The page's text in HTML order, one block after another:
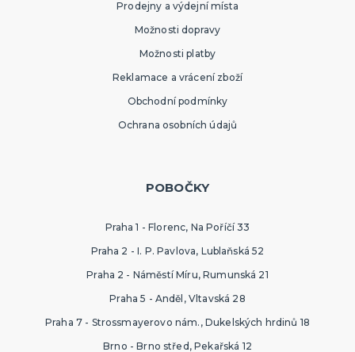
Prodejny a výdejní místa
Možnosti dopravy
Možnosti platby
Reklamace a vrácení zboží
Obchodní podmínky
Ochrana osobních údajů
POBOČKY
Praha 1 - Florenc, Na Poříčí 33
Praha 2 - I. P. Pavlova, Lublaňská 52
Praha 2 - Náměstí Míru, Rumunská 21
Praha 5 - Anděl, Vltavská 28
Praha 7 - Strossmayerovo nám., Dukelských hrdinů 18
Brno - Brno střed, Pekařská 12